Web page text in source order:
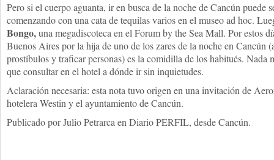
Pero si el cuerpo aguanta, ir en busca de la noche de Cancún puede
comenzando con una cata de tequilas varios en el museo ad hoc.
Bongo,una megadiscoteca en el Forum by the Sea Mall. Por estos
Buenos Aires por la hija de uno de los zares de la noche en Cancún
prostíbulos y traficar personas) es la comidilla de los habitués. Nada
que consultar en el hotel a dónde ir sin inquietudes.
Aclaración necesaria: esta nota tuvo origen en una invitación de
hotelera Westin y el ayuntamiento de Cancún.
Publicado por Julio Petrarca en Diario PERFIL, desde Cancún.